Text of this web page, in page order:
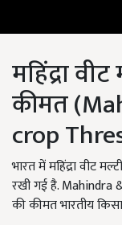
महिंद्रा
कीमत
crop
भारत में महिंद्रा वीट
रखी गई है. Mahindra
की कीमत भारतीय